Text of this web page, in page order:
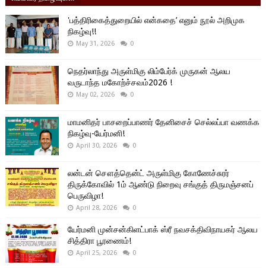
'பத்திரிகைத்துறையில் என்கதை’ எனும் நூல் அறிமுக
நிகழ்வு!!
May 31, 2026 0
நெதர்லாந்து அருள்மிகு லிம்பேர்க் முருகன் ஆலய
வருடாந்த மகோற்ச்சவம்2026 !
May 02, 2026 0
மாமனிதர் பாசறைப்பாணர் தேனிசைச் செல்லப்பா வணக்க
நிகழ்வு-யேர்மனி!
April 30, 2026 0
லன்டன் சௌத்தென்ட் அருள்மிகு கோணேச்சுரர்
திருக்கோவில் 1ம் ஆண்டு நிறைவு சங்குத் திருமஞ்சனப்
பெருவிழா!
April 28, 2026 0
யேர்மனி முன்சன்கிளட்பாக் ஸ்ரீ நவசக்திவிநாயகர் ஆலய
சித்திரா பூரணைம்!
April 25, 2026 0